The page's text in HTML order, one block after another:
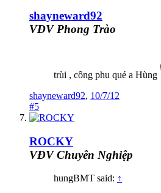
shayneward92
VĐV Phong Trào
trùi , công phu qué a Hùng
shayneward92, 10/7/12
#5
ROCKY
VĐV Chuyên Nghiệp
hungBMT said: ↑